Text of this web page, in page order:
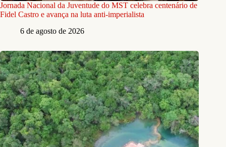
Jornada Nacional da Juventude do MST celebra centenário de
Fidel Castro e avança na luta anti-imperialista
6 de agosto de 2026